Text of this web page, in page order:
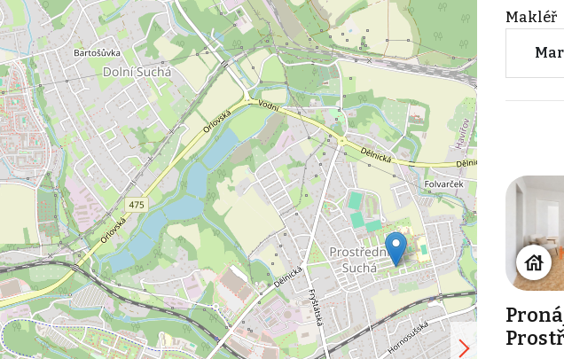
Makléř